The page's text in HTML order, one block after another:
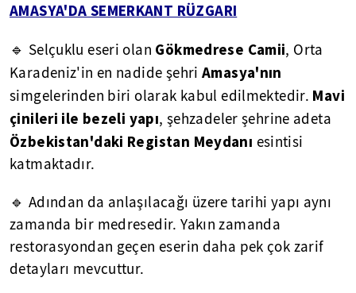
AMASYA'DA SEMERKANT RÜZGARI
🔹 Selçuklu eseri olan Gökmedrese Camii, Orta
Karadeniz'in en nadide şehriAmasya'nın
simgelerinden biri olarak kabul edilmektedir. Mavi
çinileri ile bezeli yapı, şehzadeler şehrine adeta
Özbekistan'daki Registan Meydanı esintisi
katmaktadır.
🔹 Adından da anlaşılacağı üzere tarihi yapı aynı
zamanda bir medresedir. Yakın zamanda
restorasyondan geçen eserin daha pek çok zarif
detayları mevcuttur.